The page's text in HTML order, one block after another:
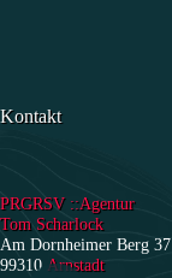
Kontakt
PRGRSV ::Agentur
Tom Scharlock
Am Dornheimer Berg 37
99310 Arnstadt